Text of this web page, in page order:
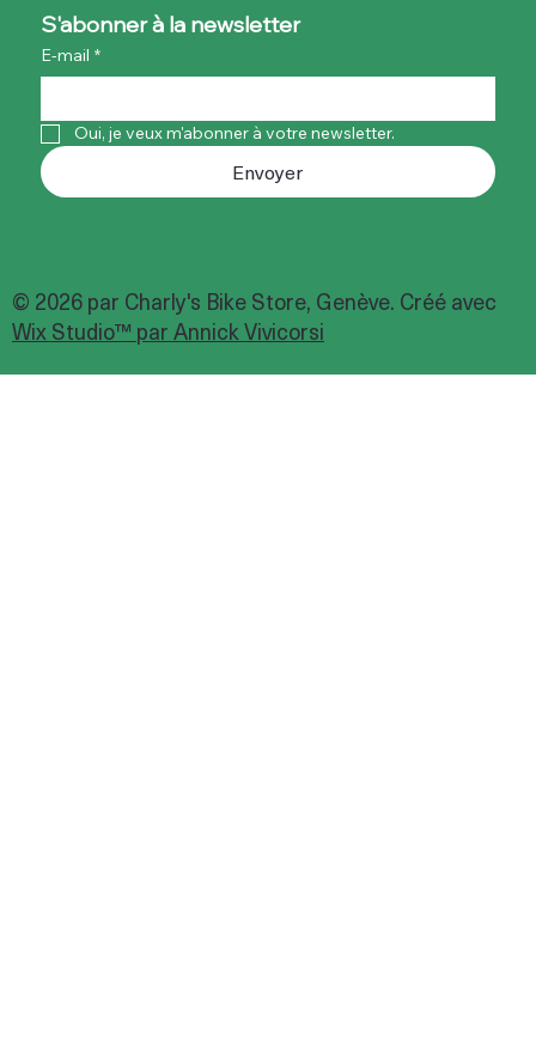
S'abonner à la newsletter
E-mail *
Oui, je veux m'abonner à votre newsletter.
Envoyer
© 2026 par Charly's Bike Store, Genève. Créé avec
Wix Studio™ par Annick Vivicorsi